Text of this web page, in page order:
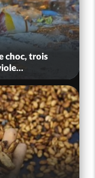
choc, trois